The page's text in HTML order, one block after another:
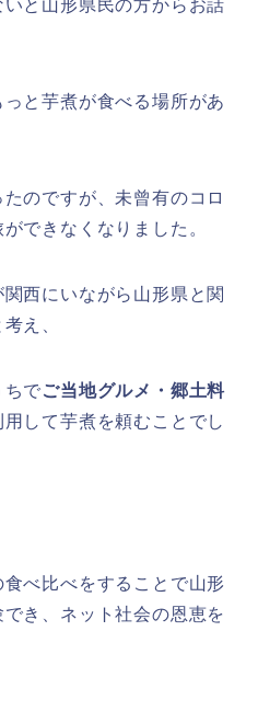
と山形県民の方からお話
と芋煮が食べる場所があ
のですが、未曾有のコロ
できなくなりました。
西にいながら山形県と関
え、
ちでご当地グルメ・郷土料
して芋煮を頼むことでし
べ比べをすることで山形
き、ネット社会の恩恵を